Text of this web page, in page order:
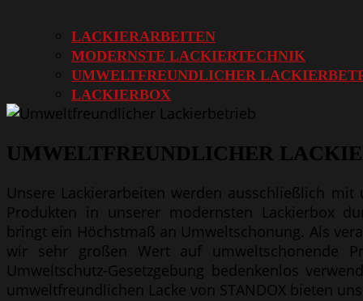
LACKIERARBEITEN
MODERNSTE LACKIERTECHNIK
UMWELTFREUNDLICHER
LACKIERBOX
UMWELTFREUNDLICHER
Unsere Lackierarbeiten werden ausschließlich
Produkten in unserer modernsten Lackierbox
bringt ein Höchstmaß an Umweltschonung. Als
wir sehr großen Wert auf umweltschonende
Umweltschutz-Gesetzgebung bedenkenlos
umweltfreundlichen Lacke von STANDOX bieten